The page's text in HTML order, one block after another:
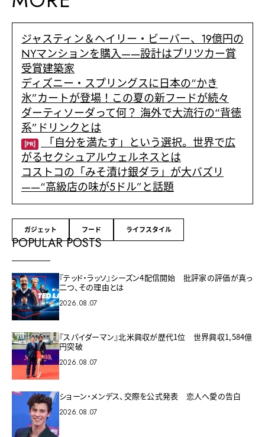
ジャスティン＆ヘイリー・ビーバー、19億円の
NYマンションを購入——設計はプリツカー賞
受賞建築家
ディズニー・スプリングスに日本の“かき
氷”カートが登場！この夏の新フードが続々
ダーティソーダって何？ 海外で大流行の“背徳
系”ドリンクとは
[PR] 「自分を満たす」という選択。世界で広
がるセクシュアルウェルネスとは
コストコの「みそ漬け銀ダラ」が大バズリ
——“高級店の味が5ドル”と話題
ガジェット フード ライフスタイル
POPULAR POSTS
『テッド・ラッソ』シーズン4配信開始 批評家の評価が真っ
二つ、その理由とは
2026.08.07
『スパイダーマン』北米興収が歴代1位 世界興収1,584億
円突破
2026.08.07
ショーン・メンデス、交際を公式発表 恋人へ愛の告白
2026.08.07